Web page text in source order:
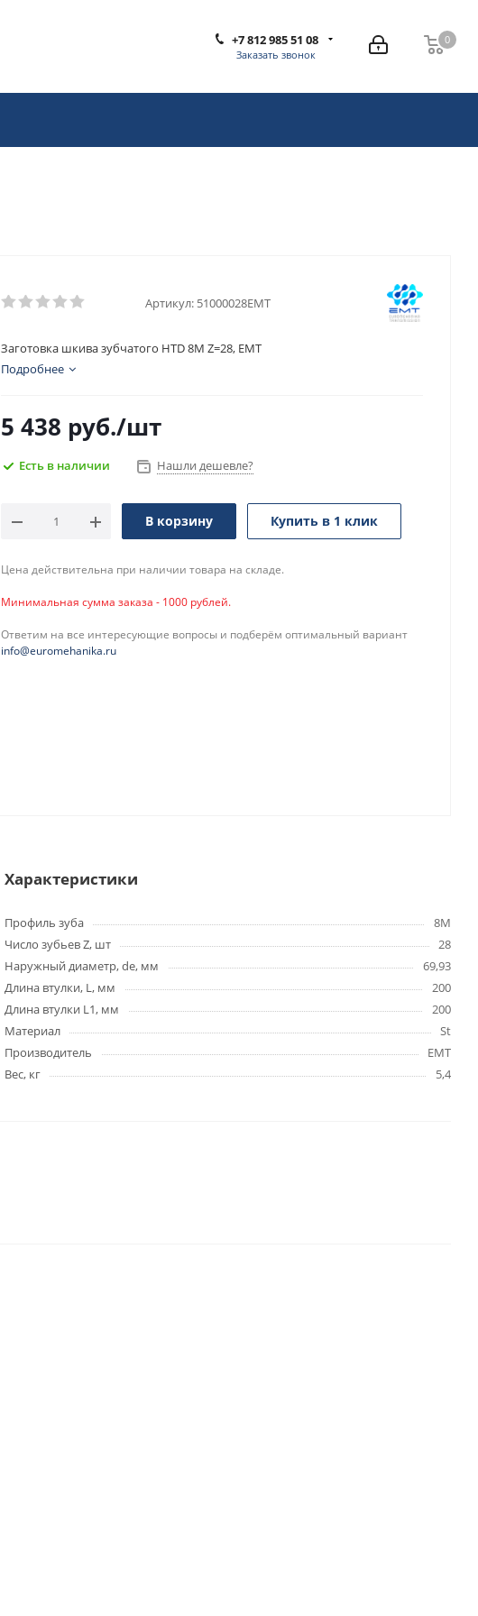
0
0
+7 812 985 51 08
Заказать звонок
Артикул: 51000028EMT
Заготовка шкива зубчатого HTD 8M Z=28, EMT
Подробнее
5 438 руб./шт
Есть в наличии Нашли дешевле?
В корзину Купить в 1 клик
Цена действительна при наличии товара на складе.
Минимальная сумма заказа - 1000 рублей.
Ответим на все интересующие вопросы и подберём оптимальный вариант
info@euromehanika.ru
Характеристики
Профиль зуба
8M
Число зубьев Z, шт
28
Наружный диаметр, de, мм
69,93
Длина втулки, L, мм
200
Длина втулки L1, мм
200
Материал
St
Производитель
EMT
Вес, кг
5,4